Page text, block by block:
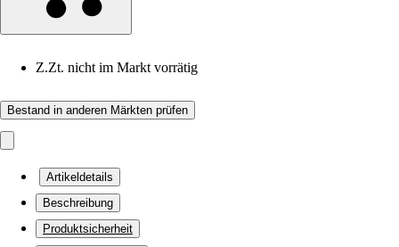
Z.Zt. nicht im Markt vorrätig
Bestand in anderen Märkten prüfen
Artikeldetails
Beschreibung
Produktsicherheit